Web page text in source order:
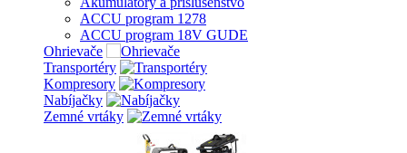
ACCU program 1278
ACCU program 18V GUDE
Ohrievače
Transportéry
Kompresory
Nabíjačky
Zemné vrtáky